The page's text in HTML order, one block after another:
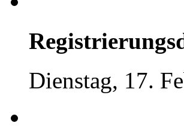
Dienstag, 17.